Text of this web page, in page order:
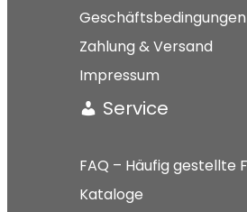
Geschäftsbedingungen
Zahlung & Versand
Impressum
Service
FAQ – Häufig gestellte
Kataloge